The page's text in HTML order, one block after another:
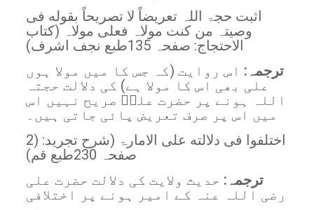
اثبت حجۃ اللہ تعریضاً لا تصریحاً بقوله فی
وصیتہ من کنت مولاہ فعلی مولاہ (کتاب
الاحتجاج: صفحہ 135طبع نجف اشرف)
ترجمہ: اس روایت (کہ جس کا میں مولا ہوں
علی بھی اس کا مولا ہے) کی دلالت حجتہ
اللہ ہونے پر حضرت علیؓ صریح نہیں اس
میں اس پر صرف تعریض پائی جاتی ہیں۔
2) اختلفوا فی دلالته علی الامارۃ (شرح تجرید:
صفحہ 230طبع قم)
ترجمہ: حدیث ولایت کی دلالت حضرت علی
رضی اللہ عنہ کے امیر ہونے پر اختلافی